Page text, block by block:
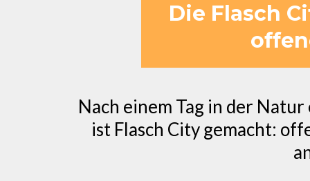
Die Flasch
Nach einem Tag in der
ist Flasch City gemacht: